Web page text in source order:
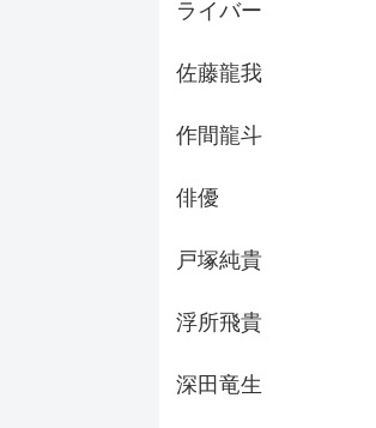
ライバー
佐藤龍我
作間龍斗
俳優
戸塚純貴
浮所飛貴
深田竜生